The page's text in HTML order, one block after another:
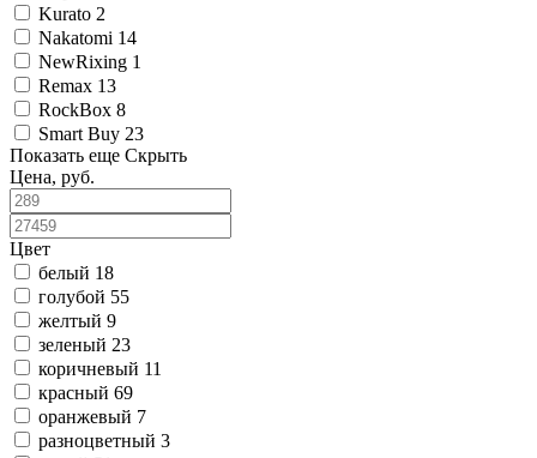
Kurato 2
Nakatomi 14
NewRixing 1
Remax 13
RockBox 8
Smart Buy 23
Показать еще Скрыть
Цена, руб.
Цвет
белый 18
голубой 55
желтый 9
зеленый 23
коричневый 11
красный 69
оранжевый 7
разноцветный 3